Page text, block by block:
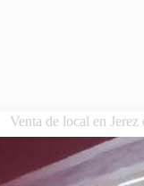
Venta de local en